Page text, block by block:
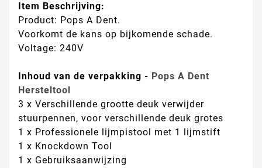
Item Beschrijving:
Product: Pops A Dent.
Voorkomt de kans op bijkomende schade.
Voltage: 240V
Inhoud van de verpakking - Pops A Dent
Hersteltool
3 x Verschillende grootte deuk verwijder
stuurpennen, voor verschillende deuk grotes
1 x Professionele lijmpistool met 1 lijmstift
1 x Knockdown Tool
1 x Gebruiksaanwijzing